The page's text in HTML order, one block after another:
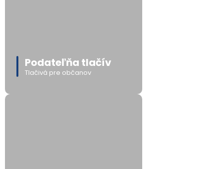
Podateľňa tlačív
Tlačivá pre občanov